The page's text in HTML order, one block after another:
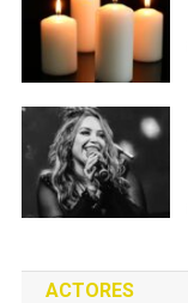
ACTORES